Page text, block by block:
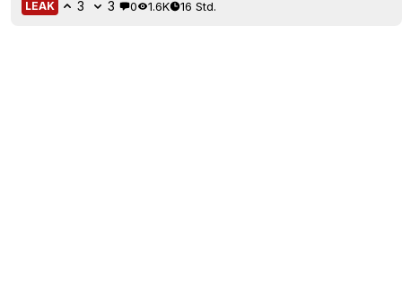
LEAK 3 3 0 1.6K 16 Std.